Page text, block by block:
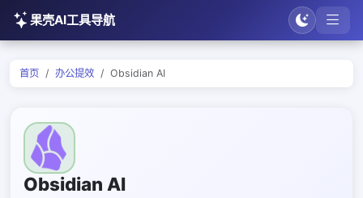
果壳AI工具导航
首页 办公提效 Obsidian AI
Obsidian AI